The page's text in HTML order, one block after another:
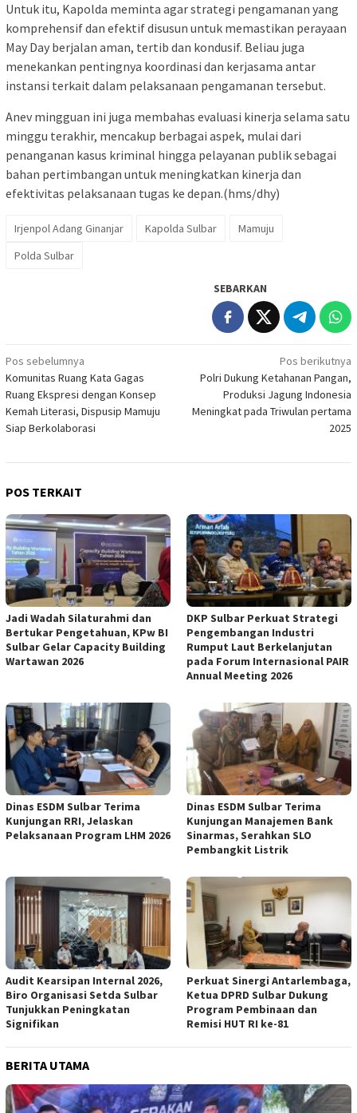
Untuk itu, Kapolda meminta agar strategi pengamanan yang
komprehensif dan efektif disusun untuk memastikan perayaan
May Day berjalan aman, tertib dan kondusif. Beliau juga
menekankan pentingnya koordinasi dan kerjasama antar
instansi terkait dalam pelaksanaan pengamanan tersebut.
Anev mingguan ini juga membahas evaluasi kinerja selama satu
minggu terakhir, mencakup berbagai aspek, mulai dari
penanganan kasus kriminal hingga pelayanan publik sebagai
bahan pertimbangan untuk meningkatkan kinerja dan
efektivitas pelaksanaan tugas ke depan.(hms/dhy)
Irjenpol Adang Ginanjar Kapolda Sulbar
Mamuju
Polda Sulbar
SEBARKAN
Navigasi
pos
Pos sebelumnya
Komunitas Ruang Kata Gagas
Ruang Ekspresi dengan Konsep
Kemah Literasi, Dispusip Mamuju
Siap Berkolaborasi
Pos berikutnya
Polri Dukung Ketahanan Pangan,
Produksi Jagung Indonesia
Meningkat pada Triwulan pertama
2025
POS TERKAIT
Jadi Wadah Silaturahmi dan
Bertukar Pengetahuan, KPw BI
Sulbar Gelar Capacity Building
Wartawan 2026
DKP Sulbar Perkuat Strategi
Pengembangan Industri
Rumput Laut Berkelanjutan
pada Forum Internasional PAIR
Annual Meeting 2026
Dinas ESDM Sulbar Terima
Kunjungan RRI, Jelaskan
Pelaksanaan Program LHM 2026
Dinas ESDM Sulbar Terima
Kunjungan Manajemen Bank
Sinarmas, Serahkan SLO
Pembangkit Listrik
Audit Kearsipan Internal 2026,
Biro Organisasi Setda Sulbar
Tunjukkan Peningkatan
Signifikan
Perkuat Sinergi Antarlembaga,
Ketua DPRD Sulbar Dukung
Program Pembinaan dan
Remisi HUT RI ke-81
BERITA UTAMA